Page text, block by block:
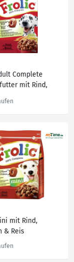
Complete
mit Rind,
mit Rind,
& Reis